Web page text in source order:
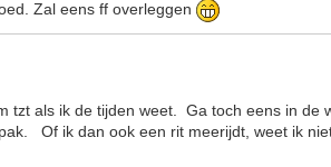
Zal eens ff overleggen
tzt als ik de tijden weet. Ga toch eens in de
Of ik dan ook een rit meerijdt, weet ik